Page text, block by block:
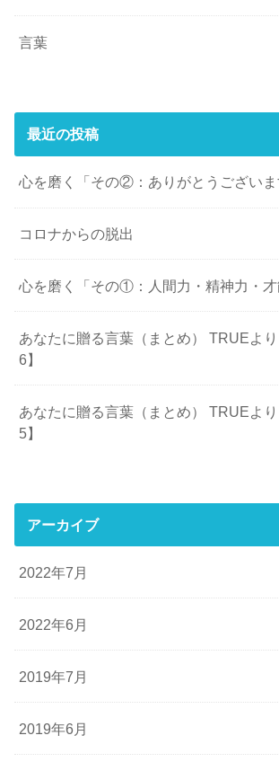
言葉
最近の投稿
心を磨く「その②：ありがとうございま
コロナからの脱出
心を磨く「その①：人間力・精神力・才
あなたに贈る言葉（まとめ） TRUEより
6】
あなたに贈る言葉（まとめ） TRUEより
5】
アーカイブ
2022年7月
2022年6月
2019年7月
2019年6月